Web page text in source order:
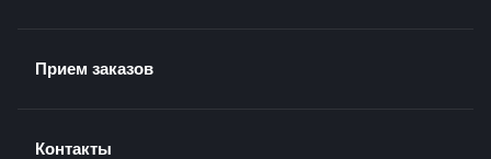
Прием заказов
Контакты